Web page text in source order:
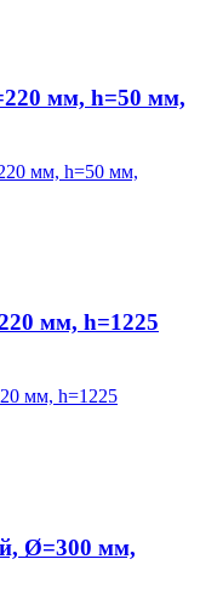
мм, h=50 мм,
мм, h=1225
Ø=300 мм,